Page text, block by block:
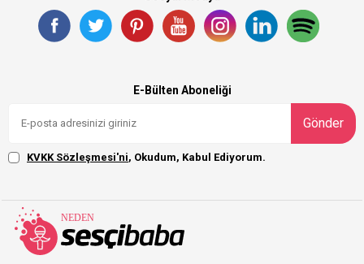
E-Bülten Aboneliği
Gönder
KVKK Sözleşmesi'ni, Okudum, Kabul Ediyorum.